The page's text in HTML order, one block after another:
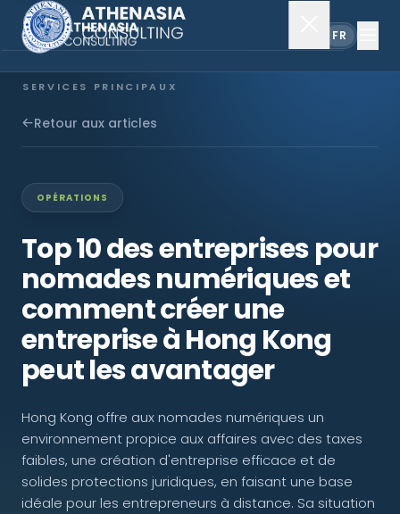
FR
SERVICES PRINCIPAUX
Constitution de société
EXPLORER
À propos
Actualités
NOUS SUIVRE
Retour aux articles
OPÉRATIONS
Top 10 des entreprises pour
nomades numériques et
comment créer une
entreprise à Hong Kong
peut les avantager
Hong Kong offre aux nomades numériques un
environnement propice aux affaires avec des taxes
faibles, une création d'entreprise efficace et de
solides protections juridiques, en faisant une base
idéale pour les entrepreneurs à distance. Sa situation